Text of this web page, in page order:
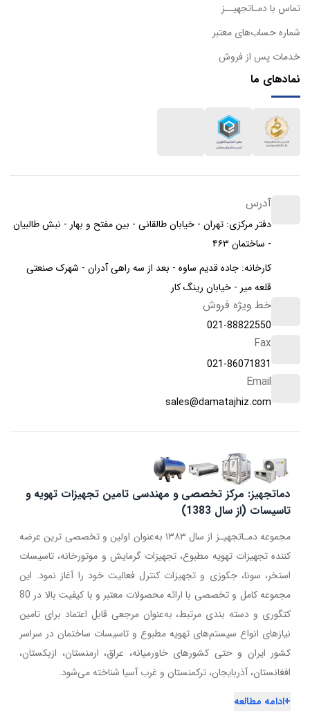
تماس با دمـاتجهیــز
شماره حساب‌های معتبر
خدمات پس از فروش
نمادهای ما
آدرس
دفتر مرکزی: تهران - خیابان طالقانی - بین مفتح و بهار - نبش طالبیان
- ساختمان ۴۶۳
کارخانه: جاده قدیم ساوه - بعد از سه راهی آدران - شهرک صنعتی
قلعه میر - خیابان رینگ کار
خط ویژه فروش
021-88822550
Fax
021-86071831
Email
sales@damatajhiz.com
دماتجهیز: مرکز تخصصی و مهندسی تامین تجهیزات تهویه و
تاسیسات (از سال 1383)
مجموعه دمـاتجهیـز از سال ۱۳۸۳ به‌عنوان اولین و تخصصی ترین عرضه
کننده تجهیزات تهویه مطبوع، تجهیزات گرمایش و موتورخانه، تاسیسات
استخر، سونا، جکوزی و تجهیزات کنترل فعالیت خود را آغاز نمود. این
مجموعه کامل و تخصصی با ارائه محصولات معتبر و با کیفیت بالا در 80
کتگوری و دسته بندی مرتبط، به‌عنوان مرجعی قابل اعتماد برای تامین
نیازهای انواع سیستم‌های تهویه مطبوع و تاسیسات ساختمان در سراسر
کشور ایران و حتی کشورهای خاورمیانه، عراق، ارمنستان، ازبکستان،
افغانستان، آذربایجان، ترکمنستان و غرب آسیا شناخته می‌شود.
+ادامه مطالعه